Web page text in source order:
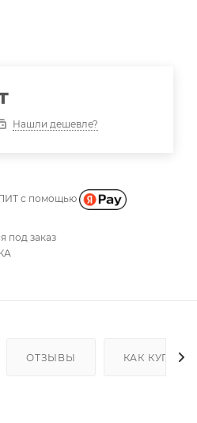
Нашли дешевле?
с помощью
под заказ
ОТЗЫВЫ КАК КУПИТЬ